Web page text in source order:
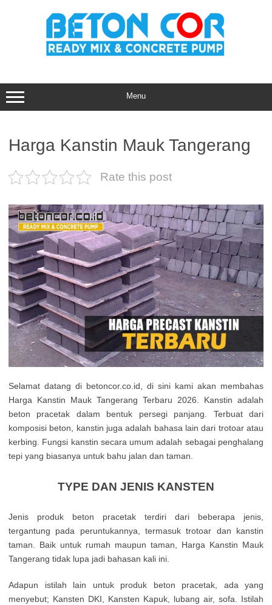
Menu
Harga Kanstin Mauk Tangerang
Rate this post
Selamat datang di betoncor.co.id, di sini kami akan membahas
Harga Kanstin Mauk Tangerang Terbaru 2026. Kanstin adalah
beton pracetak dalam bentuk persegi panjang. Terbuat dari
komposisi beton, kanstin juga adalah bahasa lain dari trotoar atau
kerbing. Fungsi kanstin secara umum adalah sebagai penghalang
tepi yang biasanya untuk bahu jalan dan taman.
TYPE DAN JENIS KANSTEN
Jenis produk beton pracetak terdiri dari beberapa jenis,
tergantung pada peruntukannya, termasuk trotoar dan kanstin
taman. Baik untuk rumah maupun taman, Harga Kanstin Mauk
Tangerang tidak lupa jadi bahasan kali ini.
Adapun istilah lain untuk produk beton pracetak, ada yang
menyebut; Kansten DKI, Kansten Kapuk, lubang air, sofa. Istilah